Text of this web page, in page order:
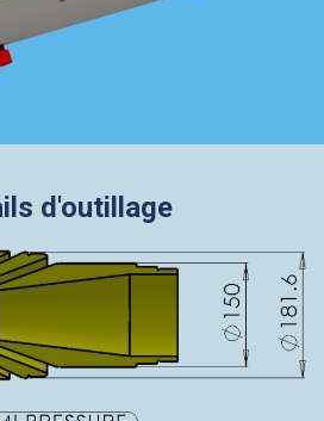
d'outillage